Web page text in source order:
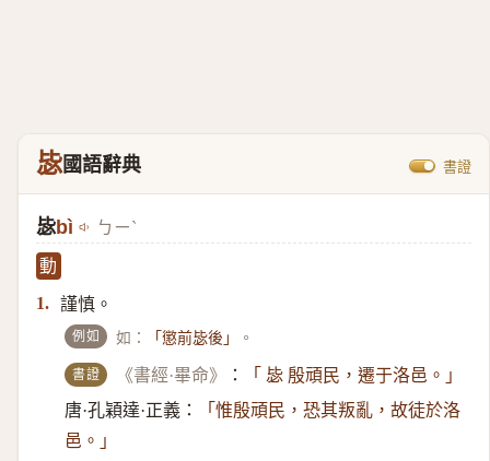
毖國語辭典 書證
毖bì ㄅㄧˋ
動
1. 謹慎。
例如 如： 「懲前毖後」 。
書證 《書經·畢命》 ：
「 毖 殷頑民，遷于洛邑。」
唐·孔穎達·正義：
「惟殷頑民，恐其叛亂，故徒於洛
邑。」